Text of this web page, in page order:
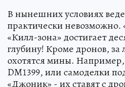
В нынешних условиях
практически невозможно.
«Килл-зона» достигает
глубину! Кроме дронов, за
охотятся мины.
DM1399, или самоделки
«Джоник» - их ставят с